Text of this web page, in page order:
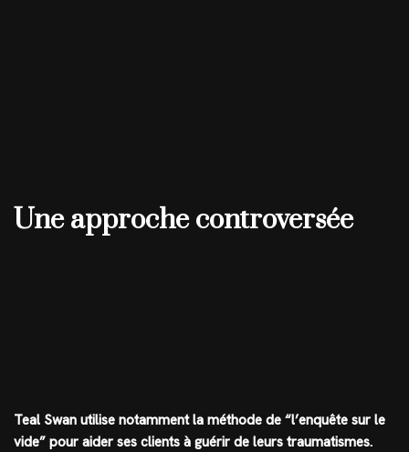
Une approche controversée
Teal Swan utilise notamment la méthode de “l’enquête sur le
vide” pour aider ses clients à guérir de leurs traumatismes.